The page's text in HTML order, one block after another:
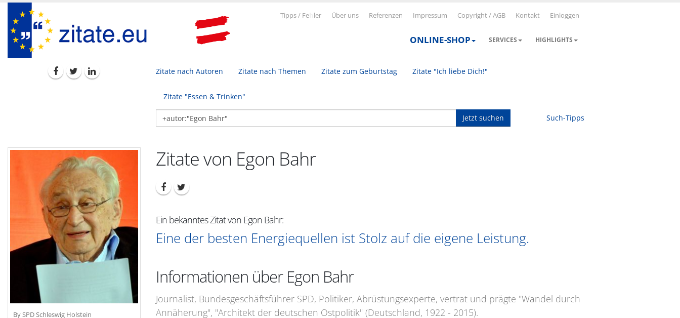
Tipps / Fe ler Über uns Referenzen Impressum Copyright / AGB Kontakt Einloggen
ONLINE-SHOP SERVICES HIGHLIGHTS
Zitate nach Autoren Zitate nach Themen Zitate zum Geburtstag Zitate "Ich liebe Dich!"
Zitate "Essen & Trinken"
Jetzt suchen Such-Tipps
By SPD Schleswig Holstein
Zitate von Egon Bahr
Ein bekanntes Zitat von Egon Bahr:
Eine der besten Energiequellen ist Stolz auf die eigene Leistung.
Informationen über Egon Bahr
Journalist, Bundesgeschäftsführer SPD, Politiker, Abrüstungsexperte, vertrat und prägte "Wandel durch
Annäherung", "Architekt der deutschen Ostpolitik" (Deutschland, 1922 - 2015).